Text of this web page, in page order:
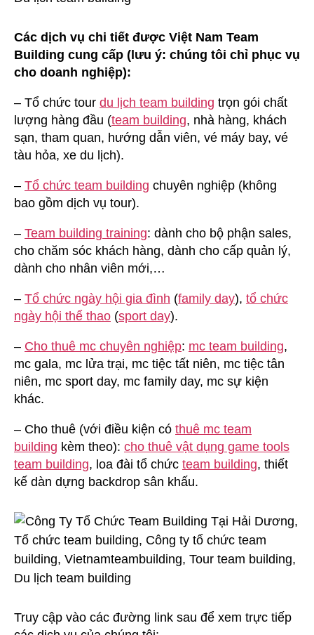
Các dịch vụ chi tiết được Việt Nam Team
Building cung cấp (lưu ý: chúng tôi chỉ phục vụ
cho doanh nghiệp):
– Tổ chức tour du lịch team building trọn gói chất
lượng hàng đầu (team building, nhà hàng, khách
sạn, tham quan, hướng dẫn viên, vé máy bay, vé
tàu hỏa, xe du lịch).
– Tổ chức team building chuyên nghiệp (không
bao gồm dịch vụ tour).
– Team building training: dành cho bộ phận sales,
cho chăm sóc khách hàng, dành cho cấp quản lý,
dành cho nhân viên mới,…
– Tổ chức ngày hội gia đình (family day), tổ chức
ngày hội thể thao (sport day).
– Cho thuê mc chuyên nghiệp: mc team building,
mc gala, mc lửa trại, mc tiệc tất niên, mc tiệc tân
niên, mc sport day, mc family day, mc sự kiện
khác.
– Cho thuê (với điều kiện có thuê mc team
building kèm theo): cho thuê vật dụng game tools
team building, loa đài tổ chức team building, thiết
kế dàn dựng backdrop sân khấu.
Truy cập vào các đường link sau để xem trực tiếp